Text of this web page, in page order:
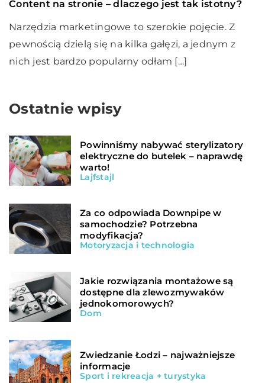
Content na stronie – dlaczego jest tak istotny?
Narzędzia marketingowe to szerokie pojęcie. Z
pewnością dzielą się na kilka gałęzi, a jednym z
nich jest bardzo popularny odłam […]
Ostatnie wpisy
Powinniśmy nabywać sterylizatory
elektryczne do butelek – naprawdę
warto!
Lajfstajl
Za co odpowiada Downpipe w
samochodzie? Potrzebna
modyfikacja?
Motoryzacja i technologia
Jakie rozwiązania montażowe są
dostępne dla zlewozmywaków
jednokomorowych?
Dom
Zwiedzanie Łodzi – najważniejsze
informacje
Sport i rekreacja + turystyka